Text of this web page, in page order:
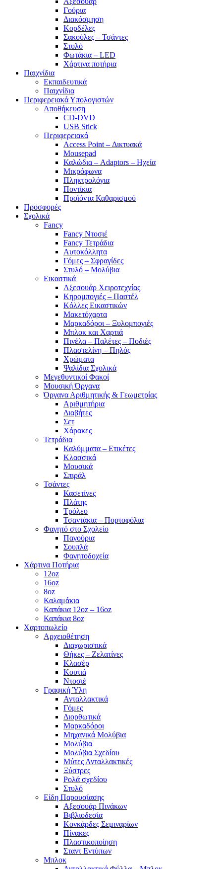
Γούρια
Διακόσμηση
Κορδέλες
Σακούλες – Τσάντες
Στυλό
Φωτάκια – LED
Χάρτινα ποτήρια
Παιχνίδια
Εκπαιδευτικά
Παιχνίδια
Περιφερειακά Υπολογιστών
Αποθήκευση
CD-DVD
USB Stick
Περιφερειακά
Access Point – Δικτυακά
Mousepad
Καλώδια – Adaptors – Ηχεία
Μικρόφωνα
Πληκτρολόγια
Ποντίκια
Προϊόντα Καθαρισμού
Προσφορές
Σχολικά
Fancy
Fancy Ντοσιέ
Fancy Τετράδια
Αυτοκόλλητα
Γόμες – Σφραγίδες
Στυλό – Μολύβια
Εικαστικά
Αξεσουάρ Χειροτεχνίας
Κηρομπογιές – Παστέλ
Κόλλες Εικαστικών
Μακετόχαρτα
Μαρκαδόροι – Ξυλομπογιές
Μπλοκ και Χαρτιά
Πινέλα – Παλέτες – Ποδιές
Πλαστελίνη – Πηλός
Χρώματα
Ψαλίδια Σχολικά
Μεγεθυντικοί Φακοί
Μουσική Όργανα
Όργανα Αριθμητικής & Γεωμετρίας
Αριθμητήρια
Διαβήτες
Σετ
Χάρακες
Τετράδια
Καλύμματα – Ετικέτες
Κλασσικά
Μουσικά
Σπιράλ
Τσάντες
Κασετίνες
Πλάτης
Τρόλευ
Τσαντάκια – Πορτοφόλια
Φαγητό στο Σχολείο
Παγούρια
Σουπλά
Φαγητοδοχεία
Χάρτινα Ποτήρια
12oz
16oz
8oz
Καλαμάκια
Καπάκια 12oz – 16oz
Καπάκια 8oz
Χαρτοπωλείο
Αρχειοθέτηση
Διαχωριστικά
Θήκες – Ζελατίνες
Κλασέρ
Κουτιά
Ντοσιέ
Γραφική Ύλη
Ανταλλακτικά
Γόμες
Διορθωτικά
Μαρκαδόροι
Μηχανικά Μολύβια
Μολύβια
Μολύβια Σχεδίου
Μύτες Ανταλλακτικές
Ξύστρες
Ρολά σχεδίου
Στυλό
Είδη Παρουσίασης
Αξεσουάρ Πινάκων
Βιβλιοδεσία
Κονκάρδες Σεμιναρίων
Πίνακες
Πλαστικοποίηση
Σταντ Εντύπων
Μπλοκ